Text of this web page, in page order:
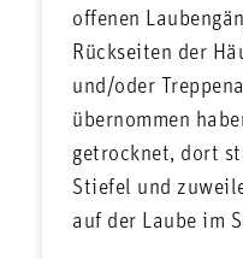
offenen
Rückseiten der
und/oder
übernommen
getrocknet, dort
Stiefel und
auf der Laube im